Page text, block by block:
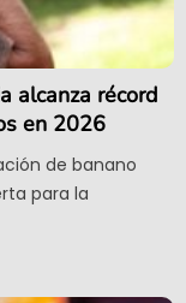
alcanza récord
en 2026
de banano
para la